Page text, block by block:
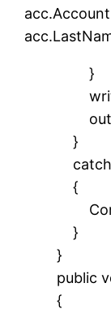
}
}
catch
{
}
}
public
{